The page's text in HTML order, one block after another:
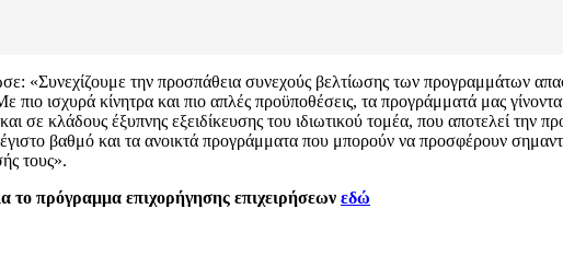
«Συνεχίζουμε την προσπάθεια συνεχούς βελτίωσης των προγραμμάτων
ισχυρά κίνητρα και πιο απλές προϋποθέσεις, τα προγράμματά μας
σε κλάδους έξυπνης εξειδίκευσης του ιδιωτικού τομέα, που αποτελεί την
βαθμό και τα ανοικτά προγράμματα που μπορούν να προσφέρουν
τους».
πρόγραμμα επιχορήγησης επιχειρήσεων εδώ